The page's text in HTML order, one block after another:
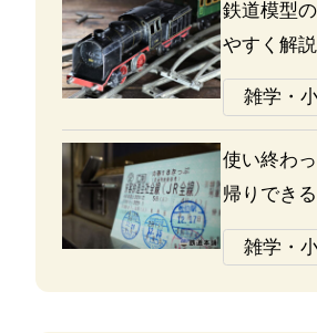
鉄道模型
やすく解
Oゲージ、
の違いに
雑学・
使い終わ
帰りでき
と注意点
雑学・